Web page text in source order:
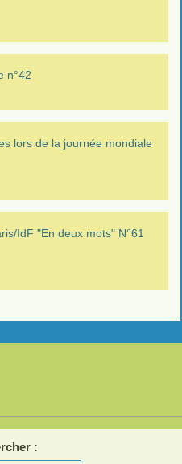
n°42
lors de la journée mondiale
IdF "En deux mots" N°61
: